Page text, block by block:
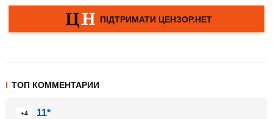
ТОП КОММЕНТАРИИ
+4
11*